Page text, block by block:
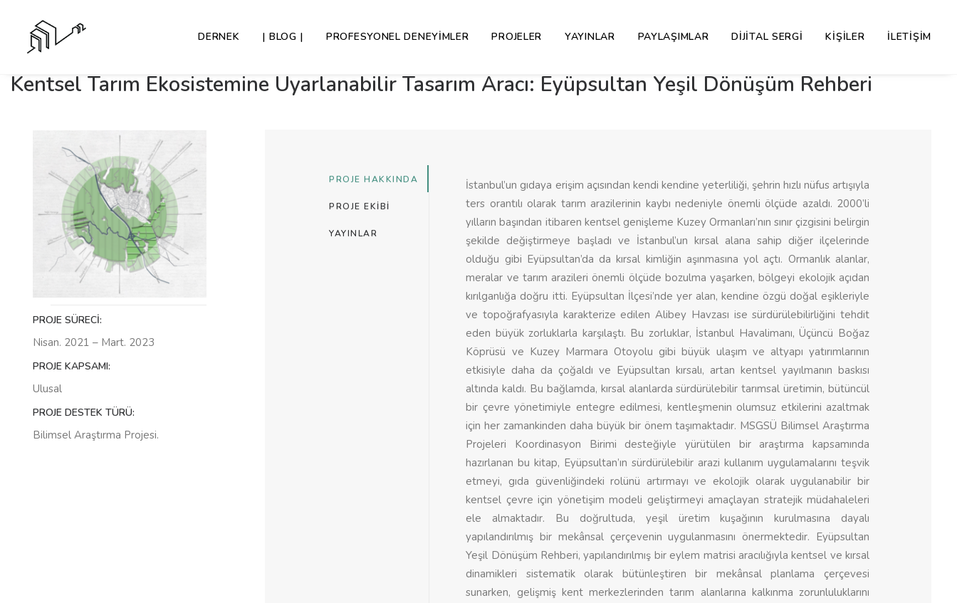
DERNEK | BLOG | PROFESYONEL DENEYIMLER PROJELER YAYINLAR PAYLAŞIMLAR DIJITAL SERGI KIŞILER İLETIŞIM
Kentsel Tarım Ekosistemine Uyarlanabilir Tasarım Aracı: Eyüpsultan Yeşil Dönüşüm Rehberi
PROJE SÜRECI:
Nisan. 2021 – Mart. 2023
PROJE KAPSAMI:
Ulusal
PROJE DESTEK TÜRÜ:
Bilimsel Araştırma Projesi.
PROJE HAKKINDA
PROJE EKIBI
YAYINLAR
İstanbul’un gıdaya erişim açısından kendi kendine yeterliliği, şehrin hızlı nüfus artışıyla
ters orantılı olarak tarım arazilerinin kaybı nedeniyle önemli ölçüde azaldı. 2000’li
yılların başından itibaren kentsel genişleme Kuzey Ormanları’nın sınır çizgisini belirgin
şekilde değiştirmeye başladı ve İstanbul’un kırsal alana sahip diğer ilçelerinde
olduğu gibi Eyüpsultan’da da kırsal kimliğin aşınmasına yol açtı. Ormanlık alanlar,
meralar ve tarım arazileri önemli ölçüde bozulma yaşarken, bölgeyi ekolojik açıdan
kırılganlığa doğru itti. Eyüpsultan İlçesi’nde yer alan, kendine özgü doğal eşikleriyle
ve topoğrafyasıyla karakterize edilen Alibey Havzası ise sürdürülebilirliğini tehdit
eden büyük zorluklarla karşılaştı. Bu zorluklar, İstanbul Havalimanı, Üçüncü Boğaz
Köprüsü ve Kuzey Marmara Otoyolu gibi büyük ulaşım ve altyapı yatırımlarının
etkisiyle daha da çoğaldı ve Eyüpsultan kırsalı, artan kentsel yayılmanın baskısı
altında kaldı. Bu bağlamda, kırsal alanlarda sürdürülebilir tarımsal üretimin, bütüncül
bir çevre yönetimiyle entegre edilmesi, kentleşmenin olumsuz etkilerini azaltmak
için her zamankinden daha büyük bir önem taşımaktadır. MSGSÜ Bilimsel Araştırma
Projeleri Koordinasyon Birimi desteğiyle yürütülen bir araştırma kapsamında
hazırlanan bu kitap, Eyüpsultan’ın sürdürülebilir arazi kullanım uygulamalarını teşvik
etmeyi, gıda güvenliğindeki rolünü artırmayı ve ekolojik olarak uygulanabilir bir
kentsel çevre için yönetişim modeli geliştirmeyi amaçlayan stratejik müdahaleleri
ele almaktadır. Bu doğrultuda, yeşil üretim kuşağının kurulmasına dayalı
yapılandırılmış bir mekânsal çerçevenin uygulanmasını önermektedir. Eyüpsultan
Yeşil Dönüşüm Rehberi, yapılandırılmış bir eylem matrisi aracılığıyla kentsel ve kırsal
dinamikleri sistematik olarak bütünleştiren bir mekânsal planlama çerçevesi
sunarken, gelişmiş kent merkezlerinden tarım alanlarına kalkınma zorunluluklarını